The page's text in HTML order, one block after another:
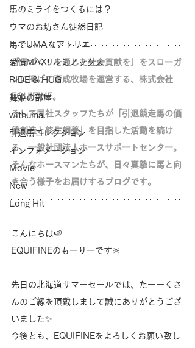
馬のミライをつくるには？
ウマのお坊さん徒然日記
馬でUMAなアトリエ
愛情MAX! ルミノックス
RIDE & HUG
舞姫の部屋
withuma.
引退馬コレクション
インフォメーション
Movie
New
Long Hit
「馬づくりを通じた社会貢献を」をスローガ
ンに掲げて育成牧場を運営する、株式会社
EQUIFINE。
そして同社スタッフたちが「 引退競走馬の価
値創造と終生飼養」を目指した活動を続け
る、一般社団法人ホースサポートセンター。
そんなホースマンたちが、日々真摯に馬と向
き合う様子をお届けするブログです。
こんにちは🍉
EQUIFINEのもーりーです‪🔆‬
先日の北海道サマーセールでは、たーーくさ
んのご縁を頂戴しまして誠にありがとうござ
いました✨️
今後とも、EQUIFINEをよろしくお願い致し